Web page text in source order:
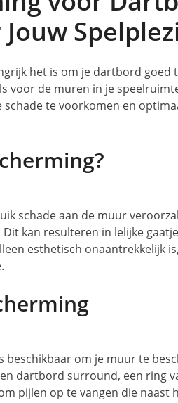
het is om je dartbord goed
voor de muren in je
te voorkomen en
schade aan de muur
kan resulteren in lelijke
esthetisch onaantrekkelijk
beschikbaar om je muur te
dartbord surround, een ring
pijlen op te vangen die naast